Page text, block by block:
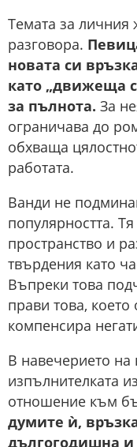
Темата за
разговора.
новата си
като „движеща
за пълнота. За
ограничава до
обхваща
работата.
Ванди не
популярността.
пространство и
твърдения като
Въпреки това
прави това,
компенсира
В навечерието на
изпълнителката
отношение към
думите ѝ,
дългогодишна